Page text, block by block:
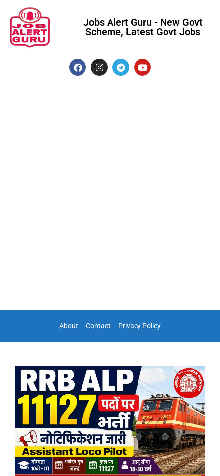
Jobs Alert Guru - New Govt
Scheme, Latest Govt Jobs
About Contact Privacy Policy